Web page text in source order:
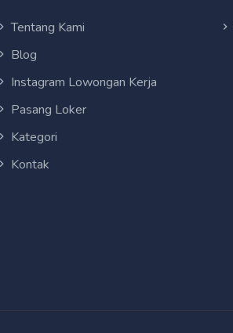
Tentang Kami
Blog
Instagram Lowongan Kerja
Pasang Loker
Kategori
Kontak